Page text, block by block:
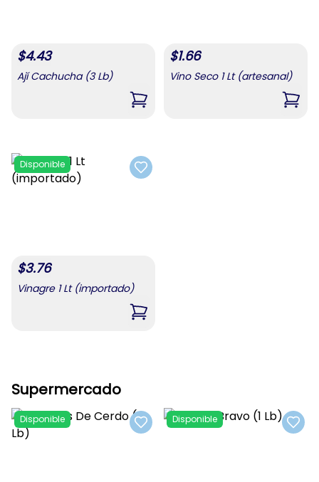
$4.43
Ají Cachucha (3 Lb)
,Ají Cachucha (3 Lb)
$1.66
Vino Seco 1 Lt (artesanal)
,
Add to favorites
Disponible
$3.76
Vinagre 1 Lt (importado)
,Vinagre 1 Lt (importado)
Supermercado
Add to favorites
Disponible
Add
Disponible